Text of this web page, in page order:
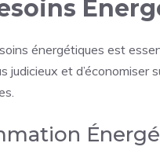
énergétiques est
et d’économiser